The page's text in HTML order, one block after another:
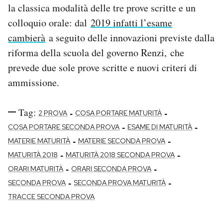
la classica modalità delle tre prove scritte e un
colloquio orale: dal 2019 infatti l’esame
cambierà a seguito delle innovazioni previste dalla
riforma della scuola del governo Renzi, che
prevede due sole prove scritte e nuovi criteri di
ammissione.
Tag: 2 PROVA - COSA PORTARE MATURITÀ -
COSA PORTARE SECONDA PROVA - ESAME DI MATURITÀ -
MATERIE MATURITÀ - MATERIE SECONDA PROVA -
MATURITÀ 2018 - MATURITÀ 2018 SECONDA PROVA -
ORARI MATURITÀ - ORARI SECONDA PROVA -
SECONDA PROVA - SECONDA PROVA MATURITÀ -
TRACCE SECONDA PROVA